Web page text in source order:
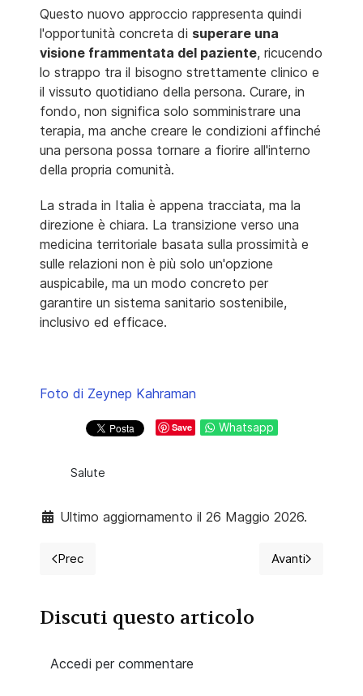
Questo nuovo approccio rappresenta quindi
l'opportunità concreta di superare una
visione frammentata del paziente, ricucendo
lo strappo tra il bisogno strettamente clinico e
il vissuto quotidiano della persona. Curare, in
fondo, non significa solo somministrare una
terapia, ma anche creare le condizioni affinché
una persona possa tornare a fiorire all'interno
della propria comunità.
La strada in Italia è appena tracciata, ma la
direzione è chiara. La transizione verso una
medicina territoriale basata sulla prossimità e
sulle relazioni non è più solo un'opzione
auspicabile, ma un modo concreto per
garantire un sistema sanitario sostenibile,
inclusivo ed efficace.
Foto di Zeynep Kahraman
Save Whatsapp
Salute
Ultimo aggiornamento il 26 Maggio 2026.
Articolo precedente: Commodification of Leisure: il
Prec Articolo
Avanti
Discuti questo articolo
Accedi per commentare